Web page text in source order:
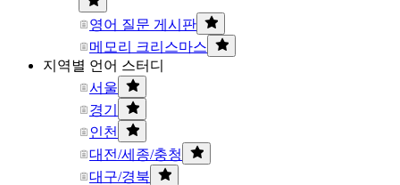
영어 질문 게시판
메모리 크리스마스
지역별 언어 스터디
서울
경기
인천
대전/세종/충청
대구/경북